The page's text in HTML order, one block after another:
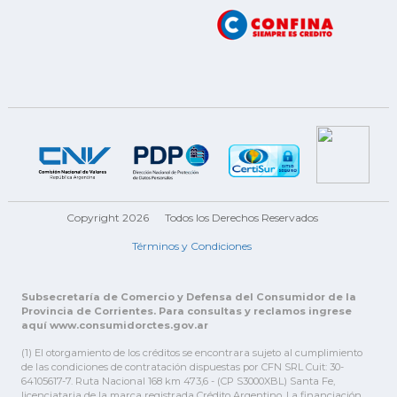
Copyright 2026 Todos los Derechos Reservados
Términos y Condiciones
Subsecretaría de Comercio y Defensa del Consumidor de la
Provincia de Corrientes. Para consultas y reclamos ingrese
aquí www.consumidorctes.gov.ar
(1) El otorgamiento de los créditos se encontrara sujeto al cumplimiento
de las condiciones de contratación dispuestas por CFN SRL Cuit: 30-
64105617-7. Ruta Nacional 168 km 473,6 - (CP S3000XBL) Santa Fe,